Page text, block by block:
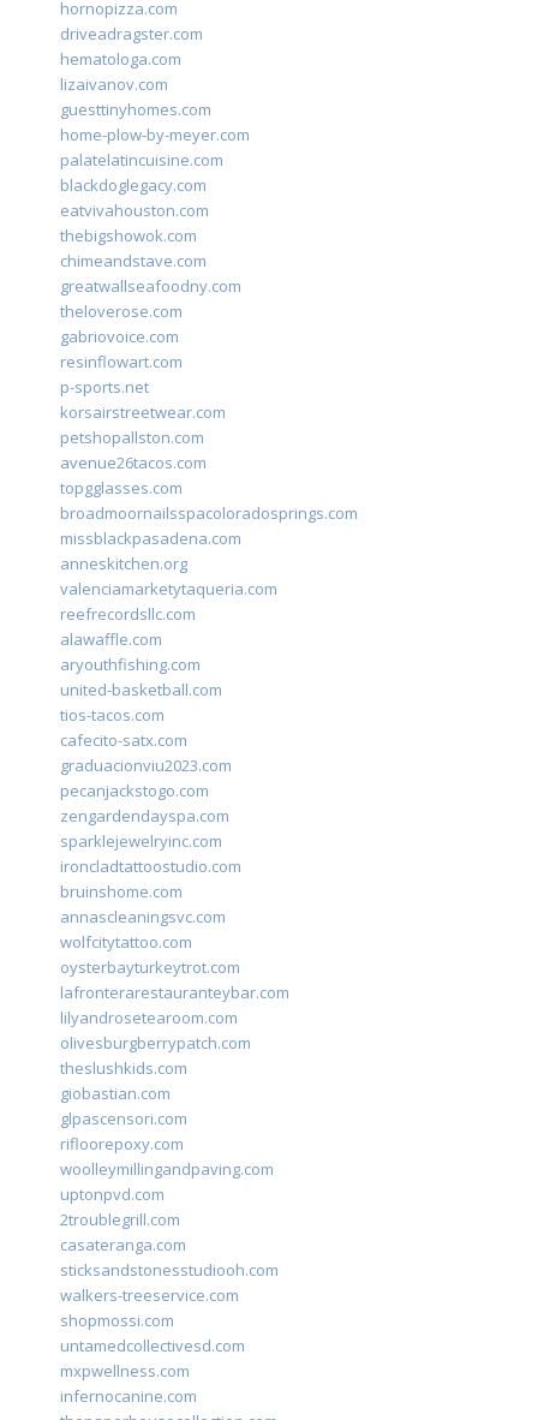
hornopizza.com
driveadragster.com
hematologa.com
lizaivanov.com
guesttinyhomes.com
home-plow-by-meyer.com
palatelatincuisine.com
blackdoglegacy.com
eatvivahouston.com
thebigshowok.com
chimeandstave.com
greatwallseafoodny.com
theloverose.com
gabriovoice.com
resinflowart.com
p-sports.net
korsairstreetwear.com
petshopallston.com
avenue26tacos.com
topgglasses.com
broadmoornailsspacoloradosprings.com
missblackpasadena.com
anneskitchen.org
valenciamarketytaqueria.com
reefrecordsllc.com
alawaffle.com
aryouthfishing.com
united-basketball.com
tios-tacos.com
cafecito-satx.com
graduacionviu2023.com
pecanjackstogo.com
zengardendayspa.com
sparklejewelryinc.com
ironcladtattoostudio.com
bruinshome.com
annascleaningsvc.com
wolfcitytattoo.com
oysterbayturkeytrot.com
lafronterarestauranteybar.com
lilyandrosetearoom.com
olivesburgberrypatch.com
theslushkids.com
giobastian.com
glpascensori.com
rifloorepoxy.com
woolleymillingandpaving.com
uptonpvd.com
2troublegrill.com
casateranga.com
sticksandstonesstudiooh.com
walkers-treeservice.com
shopmossi.com
untamedcollectivesd.com
mxpwellness.com
infernocanine.com